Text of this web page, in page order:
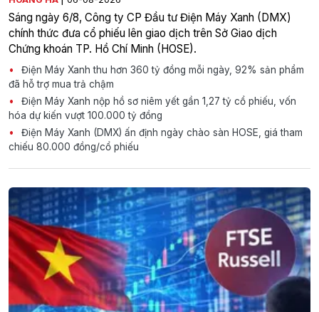
Sáng ngày 6/8, Công ty CP Đầu tư Điện Máy Xanh (DMX)
chính thức đưa cổ phiếu lên giao dịch trên Sở Giao dịch
Chứng khoán TP. Hồ Chí Minh (HOSE).
Điện Máy Xanh thu hơn 360 tỷ đồng mỗi ngày, 92% sản phẩm
đã hỗ trợ mua trả chậm
Điện Máy Xanh nộp hồ sơ niêm yết gần 1,27 tỷ cổ phiếu, vốn
hóa dự kiến vượt 100.000 tỷ đồng
Điện Máy Xanh (DMX) ấn định ngày chào sàn HOSE, giá tham
chiếu 80.000 đồng/cổ phiếu